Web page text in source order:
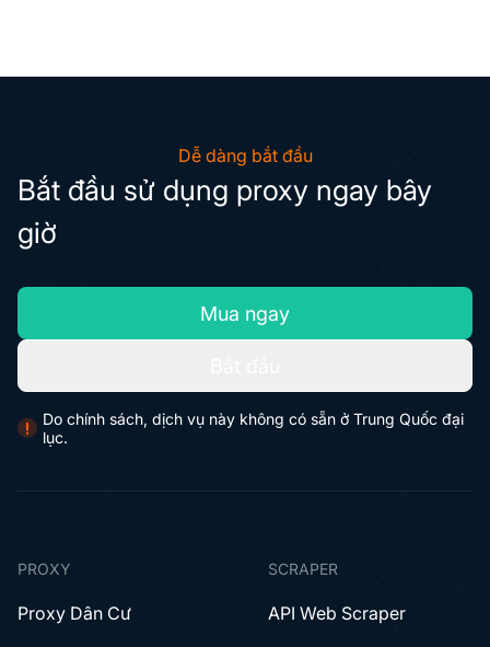
Dễ dàng bắt đầu
Bắt đầu sử dụng proxy ngay bây
giờ
Mua ngay
Do chính sách, dịch vụ này không có sẵn ở Trung Quốc đại
lục.
PROXY
Proxy Dân Cư
SCRAPER
API Web Scraper